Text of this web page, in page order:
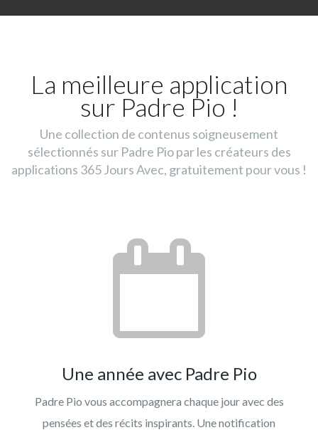
La meilleure application
sur Padre Pio !
Une collection de contenus soigneusement
sélectionnés sur Padre Pio par les créateurs des
applications 365 Jours Avec, gratuitement pour vous !
Une année avec Padre Pio
Padre Pio vous accompagnera chaque jour avec des
pensées et des récits inspirants. Une notification